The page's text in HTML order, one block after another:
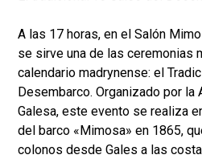
A las 17 horas, en el Salón
se sirve una de las ceremonias
calendario madrynense: el
Desembarco. Organizado por la
Galesa, este evento se realiza
del barco «Mimosa» en 1865,
colonos desde Gales a las